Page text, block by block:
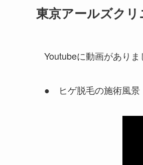
東京アールズク
Youtubeに動画があり
● ヒゲ脱毛の施術風景